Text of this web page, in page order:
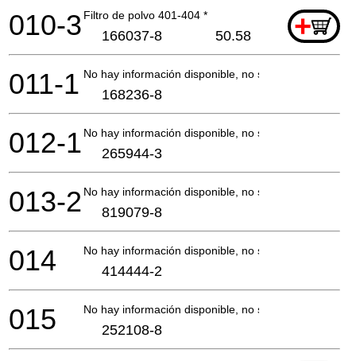
Filtro de polvo 401-404 * +
010-3 166037-8 50.58
No hay información disponible, no se puede pedir
011-1 168236-8
No hay información disponible, no se puede pedir
012-1 265944-3
No hay información disponible, no se puede pedir
013-2 819079-8
No hay información disponible, no se puede pedir
014 414444-2
No hay información disponible, no se puede pedir
015 252108-8